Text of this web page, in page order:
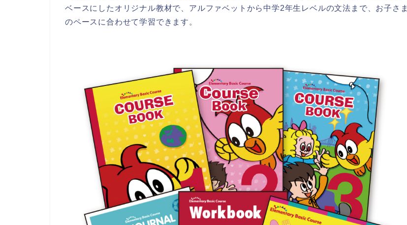
ベースにしたオリジナル教材で、アルファベットから中学2年生レベルの文法まで、お子さま
のペースに合わせて学習できます。